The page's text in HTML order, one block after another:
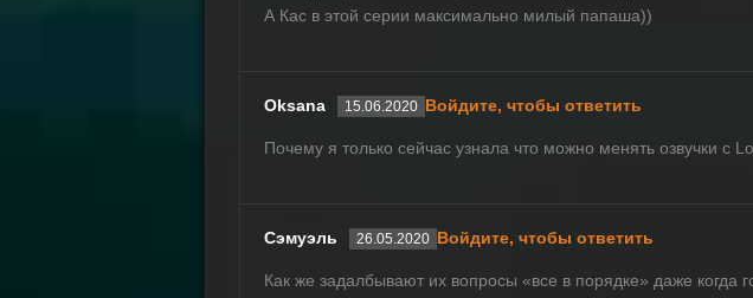
А Кас в этой серии максимально милый папаша))
Oksana 15.06.2020 Войдите, чтобы ответить
Почему я только сейчас узнала что можно менять озвучки с
Сэмуэль 26.05.2020 Войдите, чтобы ответить
Как же задалбывают их вопросы «все в порядке» даже когда